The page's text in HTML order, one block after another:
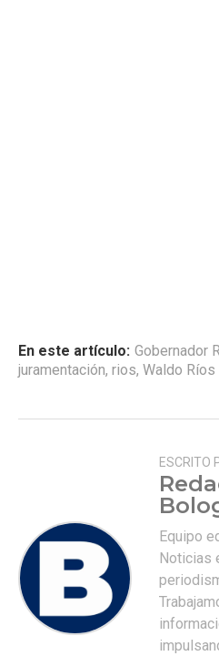
En este artículo: Gobernador
juramentación, rios, Waldo Ríos
ESCRITO
Equipo
Noticias